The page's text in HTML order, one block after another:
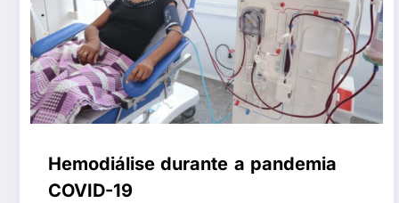
Hemodiálise durante a pandemia
COVID-19